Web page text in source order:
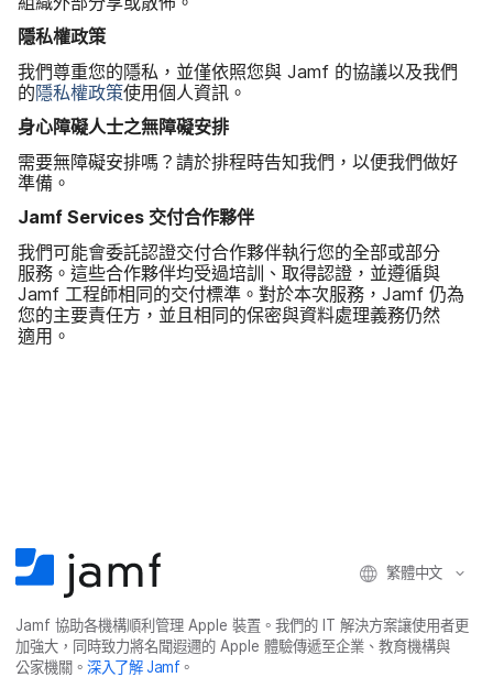
隱私權​政策
我們​尊​重您​的​隱私，​並​僅​依​照您​與 Jamf 的​協議​以及​我們​
的隱私權​政策使用​個人​資訊。
身心​障礙​人士​之​無障礙安排
需要​無障​礙安排嗎？​請於​排程​時​告知​我們，​以​便​我們​做​好​
準備。
Jamf Services 交付​合作​夥伴
我們​可能​會​委託​認證​交付​合作​夥伴​執行您​的​全部​或​部分​
服務。​這些​合作​夥​伴均​受​過​培訓、​取得​認證，​並​遵循​與
Jamf 工程師​相同​的​交付​標準。​對於​本次​服務， Jamf 仍​為​
您​的​主要​責任方，​並​且​相同​的​保密​與​資料​處理​義務​仍然​
適用。
繁體​中文
Jamf協助​各​機構​順利​管理 Apple裝置。​我們​的 IT解決​方案​讓​使用​者​更​
加強​大，​同時​致力​將​名聞​遐邇​的 Apple體驗​傳遞​至​企業、​教育​機構​與​
公家​機關。深入​了​解Jamf。